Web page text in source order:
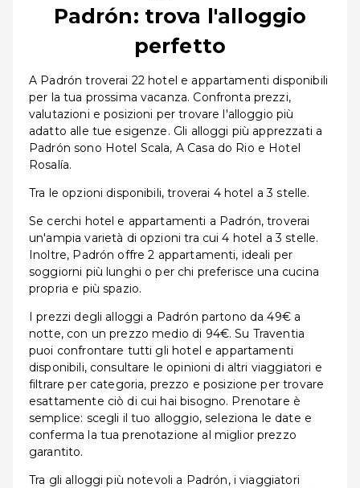
Padrón: trova l'alloggio
perfetto
A Padrón troverai 22 hotel e appartamenti disponibili
per la tua prossima vacanza. Confronta prezzi,
valutazioni e posizioni per trovare l'alloggio più
adatto alle tue esigenze. Gli alloggi più apprezzati a
Padrón sono Hotel Scala, A Casa do Rio e Hotel
Rosalía.
Tra le opzioni disponibili, troverai 4 hotel a 3 stelle.
Se cerchi hotel e appartamenti a Padrón, troverai
un'ampia varietà di opzioni tra cui 4 hotel a 3 stelle.
Inoltre, Padrón offre 2 appartamenti, ideali per
soggiorni più lunghi o per chi preferisce una cucina
propria e più spazio.
I prezzi degli alloggi a Padrón partono da 49€ a
notte, con un prezzo medio di 94€. Su Traventia
puoi confrontare tutti gli hotel e appartamenti
disponibili, consultare le opinioni di altri viaggiatori e
filtrare per categoria, prezzo e posizione per trovare
esattamente ciò di cui hai bisogno. Prenotare è
semplice: scegli il tuo alloggio, seleziona le date e
conferma la tua prenotazione al miglior prezzo
garantito.
Tra gli alloggi più notevoli a Padrón, i viaggiatori